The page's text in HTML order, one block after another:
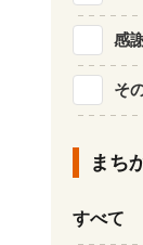
感
そ
まち
すべて